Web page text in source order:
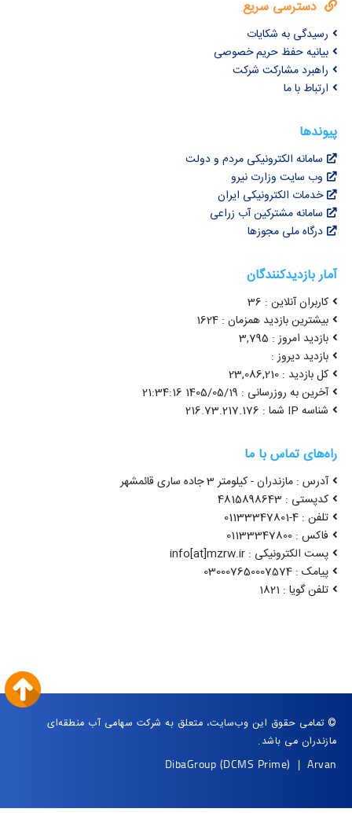
دسترسی سریع
رسیدگی به شکایات
بیانیه حفظ حریم خصوصی
راهبرد مشارکت شرکت
ارتباط با ما
پیوندها
سامانه الکترونیکی مردم و دولت
وب سایت وزارت نیرو
خدمات الکترونیکی ایران
سامانه مشترکین آب زراعی
درگاه ملی مجوزها
آمار بازدیدکنندگان
کاربران آنلاین : 36
بیشترین بازدید همزمان : 1624
بازدید امروز : 3,795
بازدید دیروز :
کل بازدید : 23,086,210
آخرین به روزرسانی : 1405/05/19 21:34:16
شناسه IP شما : 216.73.217.176
راه‌های تماس با ما
آدرس : مازندران - کیلومتر 3 جاده ساری قائمشهر
کدپستی : 4815898643
تلفن : 4-01133347801
فاکس : 01133347800
پست الکترونیکی : info[at]mzrw.ir
پیامک : 030007650007574
تلفن گویا : 1821
© تمامی حقوق این وب‌سایت، متعلق به شرکت سهامی آب منطقه‌ای
مازندران می باشد.
DibaGroup (DCMS Prime) |Arvan